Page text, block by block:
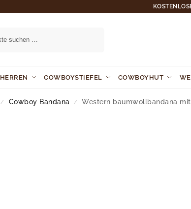
HERREN COWBOYSTIEFEL COWBOYHUT
/ Cowboy Bandana / Western baumwollbandana